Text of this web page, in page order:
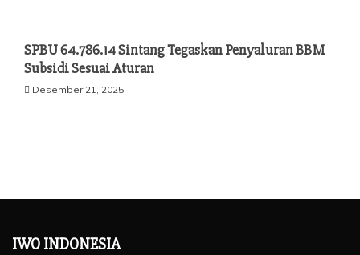
SPBU 64.786.14 Sintang Tegaskan Penyaluran BBM
Subsidi Sesuai Aturan
Desember 21, 2025
IWO INDONESIA